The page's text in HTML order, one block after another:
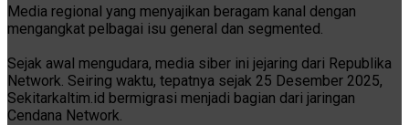
Media regional yang menyajikan beragam kanal dengan
mengangkat pelbagai isu general dan segmented.
Sejak awal mengudara, media siber ini jejaring dari Republika
Network. Seiring waktu, tepatnya sejak 25 Desember 2025,
Sekitarkaltim.id bermigrasi menjadi bagian dari jaringan
Cendana Network.